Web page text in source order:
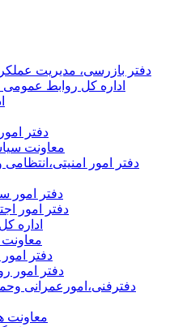
دفتر بازرسی، مدیریت
اداره کل روابط عمومی
دفتر
معاونت
دفتر امور امنيتی،انتظامی
دفتر امور
دفتر امور
اداره
دفتر
دفتر امور
دفترفنی،امورعمرانی
معاونت